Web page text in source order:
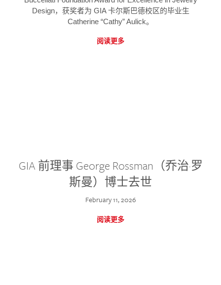
Design，获奖者为 GIA 卡尔斯巴德校区的毕业生
Catherine “Cathy” Aulick。
阅读更多
GIA 前理事 George Rossman（乔治·罗
斯曼）博士去世
February 11, 2026
阅读更多